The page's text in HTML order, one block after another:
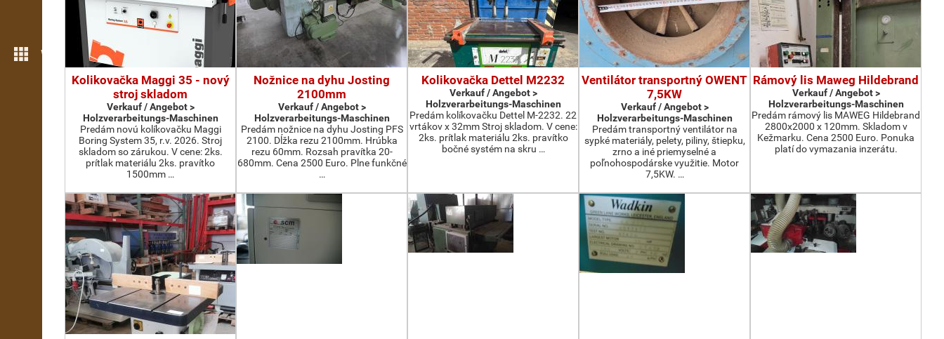
Weitere Funktionen
Kolikovačka Maggi 35 - nový
stroj skladom
Verkauf / Angebot >
Holzverarbeitungs-Maschinen
Predám novú kolíkovačku Maggi
Boring System 35, r.v. 2026. Stroj
skladom so zárukou. V cene: 2ks.
prítlak materiálu 2ks. pravítko
1500mm …
Nožnice na dyhu Josting
2100mm
Verkauf / Angebot >
Holzverarbeitungs-Maschinen
Predám nožnice na dyhu Josting PFS
2100. Dĺžka rezu 2100mm. Hrúbka
rezu 60mm. Rozsah pravítka 20-
680mm. Cena 2500 Euro. Plne funkčné
…
Kolikovačka Dettel M2232
Verkauf / Angebot >
Holzverarbeitungs-Maschinen
Predám kolíkovačku Dettel M-2232. 22
vrtákov x 32mm Stroj skladom. V cene:
2ks. prítlak materiálu 2ks. pravítko
bočné systém na skru …
Ventilátor transportný OWENT
7,5KW
Verkauf / Angebot >
Holzverarbeitungs-Maschinen
Predám transportný ventilátor na
sypké materiály, pelety, piliny, štiepku,
zrno a iné priemyselné a
poľnohospodárske využitie. Motor
7,5KW. …
Rámový lis Maweg Hildebrand
Verkauf / Angebot >
Holzverarbeitungs-Maschinen
Predám rámový lis MAWEG Hildebrand
2800x2000 x 120mm. Skladom v
Kežmarku. Cena 2500 Euro. Ponuka
platí do vymazania inzerátu.